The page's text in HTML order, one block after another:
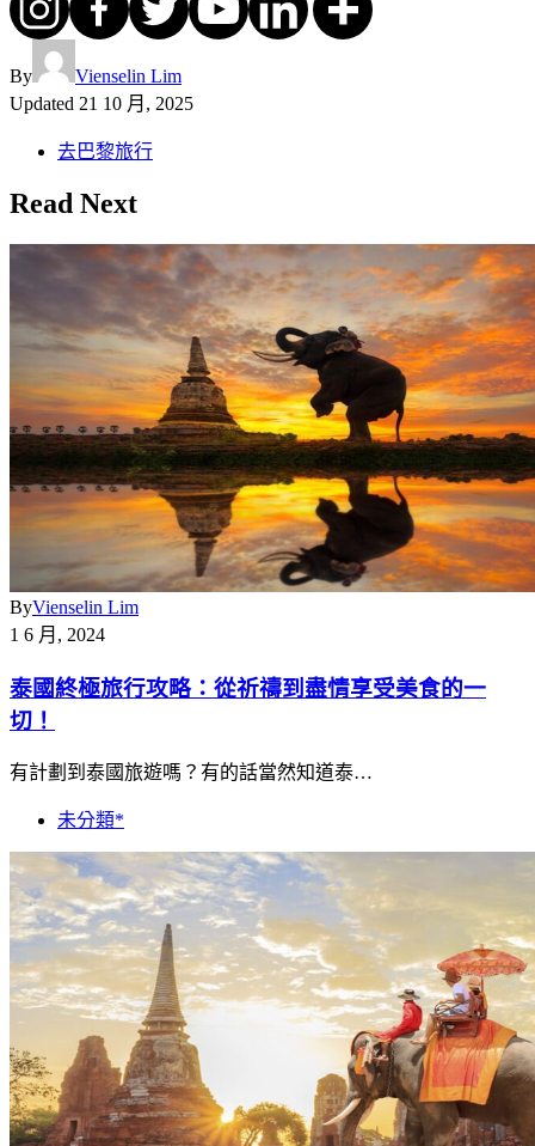
By
Vienselin Lim
Updated 21 10 月, 2025
去巴黎旅行
Read Next
ByVienselin Lim
1 6 月, 2024
泰國終極旅行攻略：從祈禱到盡情享受美食的一
切！
有計劃到泰國旅遊嗎？有的話當然知道泰…
未分類*